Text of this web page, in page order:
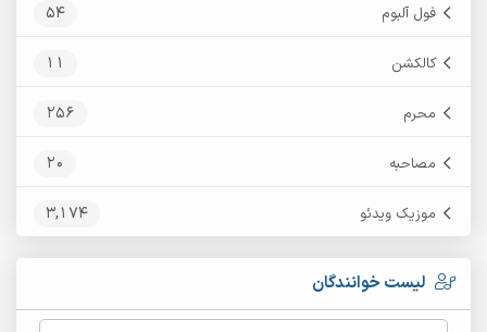
فول آلبوم 54
کالکشن 11
محرم 256
مصاحبه 20
موزیک ویدئو 3,174
لیست خوانندگان